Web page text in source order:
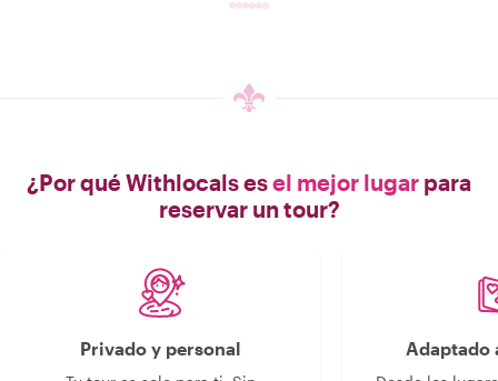
¿Por qué Withlocals esel mejor lugar para
reservar un tour?
Privado y personal Adaptado